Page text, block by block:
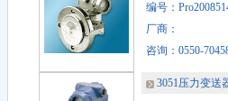
编号：
厂商：
咨询：0550-
3051压力变送